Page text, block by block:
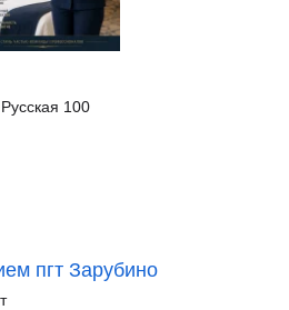
100
пгт Зарубино